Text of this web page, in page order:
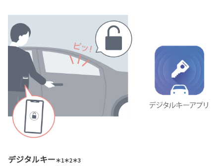
デジタルキー＊1＊2＊3